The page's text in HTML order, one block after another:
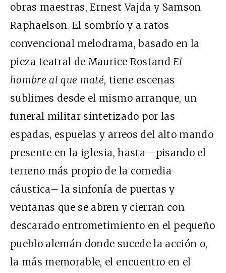
obras maestras, Ernest Vajda y Samson
Raphaelson. El sombrío y a ratos
convencional melodrama, basado en la
pieza teatral de Maurice Rostand El
hombre al que maté, tiene escenas
sublimes desde el mismo arranque, un
funeral militar sintetizado por las
espadas, espuelas y arreos del alto mando
presente en la iglesia, hasta –pisando el
terreno más propio de la comedia
cáustica– la sinfonía de puertas y
ventanas que se abren y cierran con
descarado entrometimiento en el pequeño
pueblo alemán donde sucede la acción o,
la más memorable, el encuentro en el